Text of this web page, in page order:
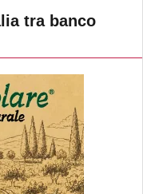
tra banco